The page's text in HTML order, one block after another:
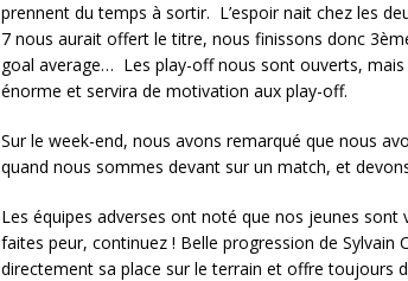
prennent du temps à sortir. L’espoir nait chez les
7 nous aurait offert le titre, nous finissons donc
goal average… Les play-off nous sont ouverts,
énorme et servira de motivation aux play-off.
Sur le week-end, nous avons remarqué que nous
quand nous sommes devant sur un match, et
Les équipes adverses ont noté que nos jeunes sont
faites peur, continuez ! Belle progression de Sylvain
directement sa place sur le terrain et offre toujours